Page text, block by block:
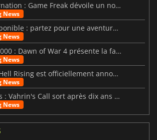
Beast of Reincarnation : Game Freak dévoile un nouveau pari
News
Big Walk est disponible : partez pour une aventure entre amis
News
Warhammer 40 000 : Dawn of War 4 présente la faction des Nécrons
News
Le DLC Nioh 3 : Hell Rising est officiellement annoncé
News
Forsaken Realms : Vahrin's Call sort après dix ans de développement
News